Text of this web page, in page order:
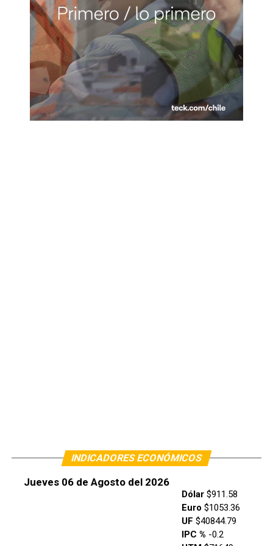
INDICADORES ECONÓMICOS
Jueves 06 de Agosto del 2026
Dólar$911.58
Euro $1053.36
UF $40844.79
IPC % -0.2